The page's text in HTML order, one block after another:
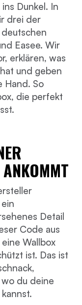
Dunkel. In
drei der
Easee. Wir
erklären, was
und geben
Hand. So
die perfekt
Detail
Code aus
Wallbox
ist. Das ist
du deine